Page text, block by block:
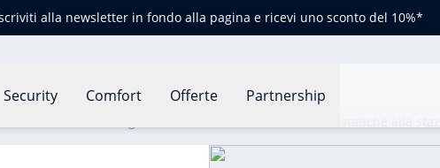
alla newsletter in fondo alla pagina e ricevi uno sconto del 10%*
Security Comfort Offerte Partnership